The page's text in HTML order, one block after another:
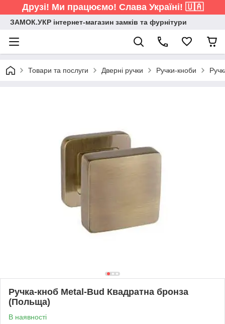
Друзі! Ми працюємо! Слава Україні! 🇺🇦
ЗАМОК.УКР інтернет-магазин замків та фурнітури
Товари та послуги Дверні ручки Ручки-кноби
Ручка-кноб Metal-Bud Квадратна бронза
(Польща)
В наявності